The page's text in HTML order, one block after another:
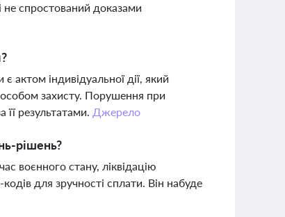
спростований доказами
актом індивідуальної дії, який
захисту. Порушення при
результатами. Джерело
рішень?
воєнного стану, ліквідацію
для зручності сплати. Він набуде